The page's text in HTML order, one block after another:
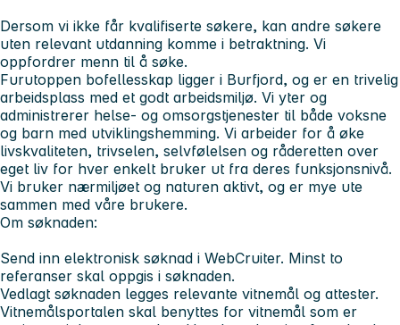
Dersom vi ikke får kvalifiserte søkere, kan andre søkere
uten relevant utdanning komme i betraktning. Vi
oppfordrer menn til å søke.
Furutoppen bofellesskap ligger i Burfjord, og er en trivelig
arbeidsplass med et godt arbeidsmiljø. Vi yter og
administrerer helse- og omsorgstjenester til både voksne
og barn med utviklingshemming. Vi arbeider for å øke
livskvaliteten, trivselen, selvfølelsen og råderetten over
eget liv for hver enkelt bruker ut fra deres funksjonsnivå.
Vi bruker nærmiljøet og naturen aktivt, og er mye ute
sammen med våre brukere.
Om søknaden:
Send inn elektronisk søknad i WebCruiter. Minst to
referanser skal oppgis i søknaden.
Vedlagt søknaden legges relevante vitnemål og attester.
Vitnemålsportalen skal benyttes for vitnemål som er